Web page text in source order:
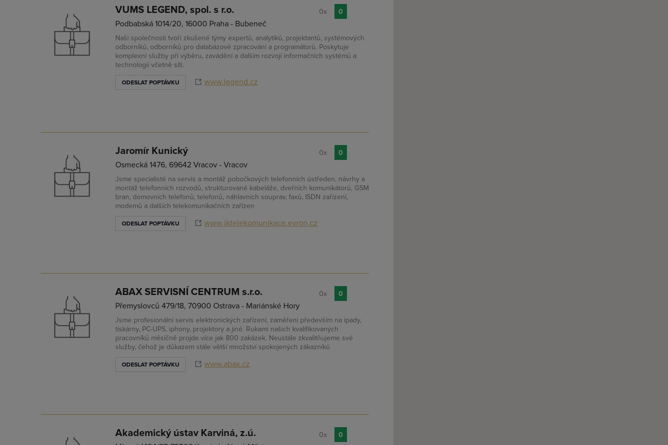
VUMS LEGEND, spol. s r.o.
Podbabská 1014/20, 16000 Praha - Bubeneč
Naši společnosti tvoří zkušené týmy expertů, analytiků, projektantů, systémových
odborníků, odborníků pro databázové zpracování a programátorů. Poskytuje
komplexní služby při výběru, zavádění a dalším rozvoji informačních systémů a
technologií včetně sítí.
ODESLAT POPTÁVKU www.legend.cz
0x 0
Jaromír Kunický
Osmecká 1476, 69642 Vracov - Vracov
Jsme specialisté na servis a montáž pobočkových telefonních ústředen, návrhy a
montáž telefonních rozvodů, strukturované kabeláže, dveřních komunikátorů, GSM
bran, domovních telefonů, telefonů, náhlavních souprav, faxů, ISDN zařízení,
modemů a dalších telekomunikačních zařízen
ODESLAT POPTÁVKU www.jktelekomunikace.evron.cz
0x 0
ABAX SERVISNÍ CENTRUM s.r.o.
Přemyslovců 479/18, 70900 Ostrava - Mariánské Hory
Jsme profesionální servis elektronických zařízení, zaměřeni především na ipady,
tiskárny, PC-UPS, iphony, projektory a jiné. Rukami našich kvalifikovaných
pracovníků měsíčně projde více jak 800 zakázek. Neustále zkvalitňujeme své
služby, čehož je důkazem stále větší množství spokojených zákazníků
ODESLAT POPTÁVKU www.abax.cz
0x 0
Akademický ústav Karviná, z.ú. 0x 0